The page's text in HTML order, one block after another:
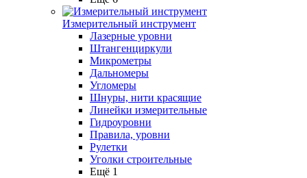
Измерительный инструмент
Лазерные уровни
Штангенциркули
Микрометры
Дальномеры
Угломеры
Шнуры, нити красящие
Линейки измерительные
Гидроуровни
Правила, уровни
Рулетки
Уголки строительные
Ещё 1